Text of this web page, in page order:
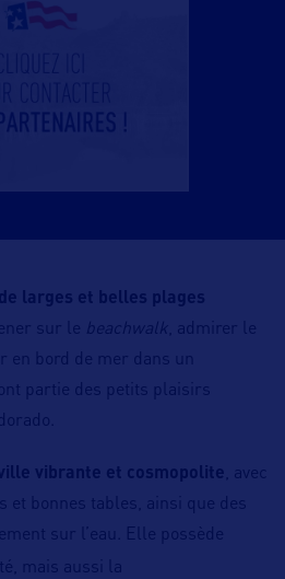
larges et belles plages
sur le beachwalk
, admirer le
en bord de mer dans un
partie des petits plaisirs
vibrante et cosmopolite , avec
et bonnes tables, ainsi que des
sur l’eau. Elle possède
mais aussi la